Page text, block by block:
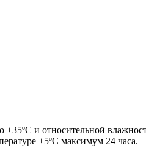
и относительной
+5ºС максимум 24 часа.